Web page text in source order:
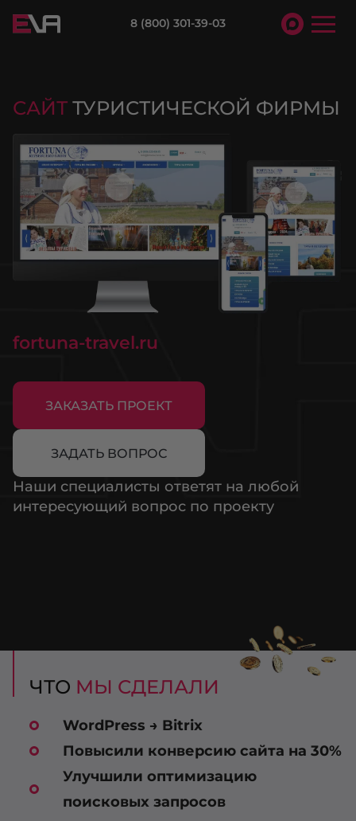
8 (800) 301-39-03
САЙТ ТУРИСТИЧЕСКОЙ ФИРМЫ
fortuna-travel.ru
ЗАКАЗАТЬ ПРОЕКТ
ЗАДАТЬ ВОПРОС
Наши специалисты ответят на любой
интересующий вопрос по проекту
ЧТО МЫ СДЕЛАЛИ
WordPress → Bitrix
Повысили конверсию сайта на 30%
Улучшили оптимизацию
поисковых запросов